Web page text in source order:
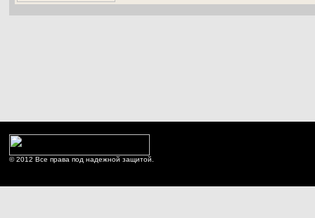
© 2012 Все права под надежной защитой.